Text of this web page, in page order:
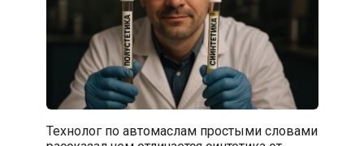
Технолог по автомаслам простыми словами